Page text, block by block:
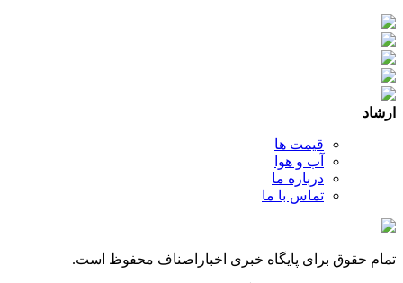
ارشاد
قیمت ها
آب و هوا
درباره ما
تماس با ما
تمام حقوق برای پایگاه خبری اخباراصناف محفوظ است.